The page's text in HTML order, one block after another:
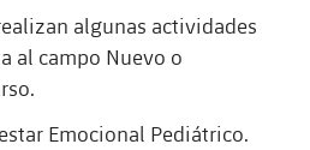
algunas actividades
al campo Nuevo o
Emocional Pediátrico.